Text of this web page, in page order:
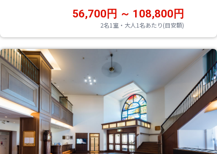
2名1室・大人1名あたり(目安額)
56,700円 ～ 108,800円